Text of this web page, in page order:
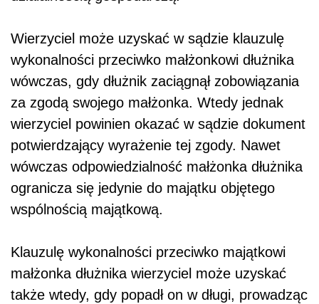
Wierzyciel może uzyskać w sądzie klauzulę
wykonalności przeciwko małżonkowi dłużnika
wówczas, gdy dłużnik zaciągnął zobowiązania
za zgodą swojego małżonka. Wtedy jednak
wierzyciel powinien okazać w sądzie dokument
potwierdzający wyrażenie tej zgody. Nawet
wówczas odpowiedzialność małżonka dłużnika
ogranicza się jedynie do majątku objętego
wspólnością majątkową.
Klauzulę wykonalności przeciwko majątkowi
małżonka dłużnika wierzyciel może uzyskać
także wtedy, gdy popadł on w długi, prowadząc